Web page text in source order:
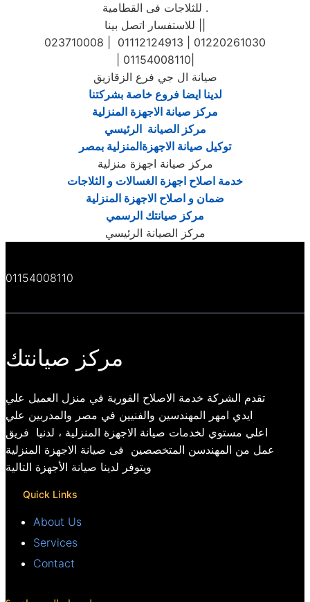
للثلاجات فى القطامية .
023710008 | 01112124913 | 01220261030
| 01154008110|
صيانة ال جي فرع الزقازيق
لدينا ايضا فروع خاصة بشركتنا
مركز صيانة الاجهزة المنزلية
مركز الصيانة الرئيسي
توكيل صيانة الاجهزةالمنزلية بمصر
مركز صيانة اجهزة منزلية
خدمة اصلاح اجهزة الغسالات و الثلاجات
ضمان و اصلاح الاجهزة المنزلية
مركز صيانتك الرسمي
مركز الصيانة الرئيسي
01154008110
مركز صيانتك
تقدم الشركة خدمة الاصلاح الفورية في منزل العميل علي
ايدي امهر المهندسين والفنيين في مصر والمدربين علي
اعلي مستوي لخدمات صيانة الاجهزة المنزلية ، لدنيا فريق
عمل من المهندسن المتخصصين فى صيانة الاجهزة المنزلية
ويتوفر لدينا صيانة الأجهزة التالية
Quick Links
About Us
Services
Contact